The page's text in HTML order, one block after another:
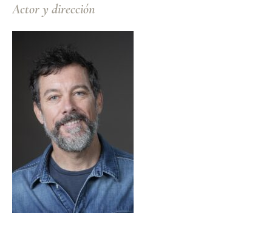
Actor y dirección